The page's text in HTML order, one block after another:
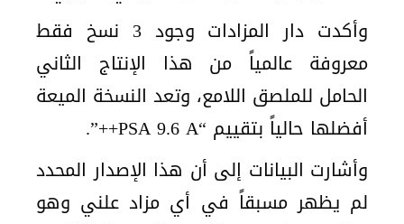
وأكدت دار المزادات وجود 3 نسخ فقط
معروفة عالمياً من هذا الإنتاج الثاني
الحامل للملصق اللامع، وتعد النسخة الميعة
أفضلها حالياً بتقييم “PSA 9.6 A++”.
وأشارت البيانات إلى أن هذا الإصدار المحدد
لم يظهر مسبقاً في أي مزاد علني وهو